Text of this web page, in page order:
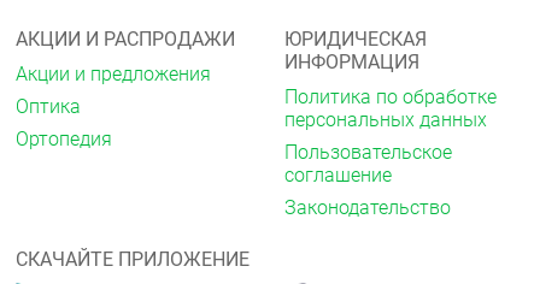
Способ применения и дозы
Для приема внутрь.
Конкор® НСТ следует принимать один раз в сутки,
утром, можно во время еды.
Таблетки следует проглатывать целиком, не
разжевывая, запивая небольшим количеством
индивидуально.
Начальная доза соответствует 1 таблетке,
АКЦИИ И РАСПРОДАЖИ
Акции и предложения
Оптика
Ортопедия
ЮРИДИЧЕСКАЯ
ИНФОРМАЦИЯ
Политика по обработке
персональных данных
Пользовательское
соглашение
Законодательство
СКАЧАЙТЕ ПРИЛОЖЕНИЕ